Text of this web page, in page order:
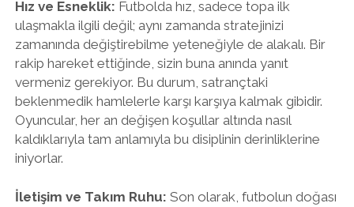
Hız ve Esneklik: Futbolda hız, sadece topa ilk
ulaşmakla ilgili değil; aynı zamanda stratejinizi
zamanında değiştirebilme yeteneğiyle de alakalı. Bir
rakip hareket ettiğinde, sizin buna anında yanıt
vermeniz gerekiyor. Bu durum, satrançtaki
beklenmedik hamlelerle karşı karşıya kalmak gibidir.
Oyuncular, her an değişen koşullar altında nasıl
kaldıklarıyla tam anlamıyla bu disiplinin derinliklerine
iniyorlar.
İletişim ve Takım Ruhu: Son olarak, futbolun doğası